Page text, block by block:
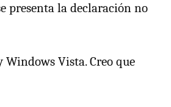
presenta la declaración no
Vista. Creo que